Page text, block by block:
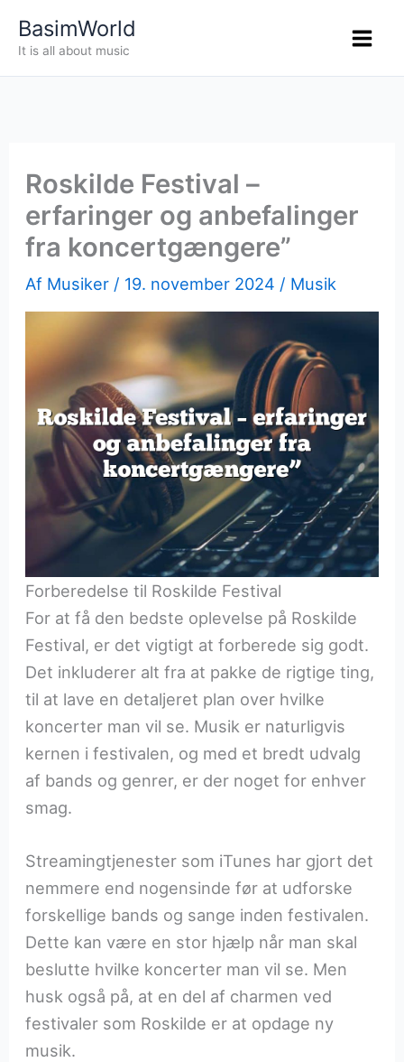
BasimWorld
It is all about music
Roskilde Festival –
erfaringer og anbefalinger
fra koncertgængere”
Af Musiker / 19. november 2024 / Musik
Forberedelse til Roskilde Festival
For at få den bedste oplevelse på Roskilde
Festival, er det vigtigt at forberede sig godt.
Det inkluderer alt fra at pakke de rigtige ting,
til at lave en detaljeret plan over hvilke
koncerter man vil se. Musik er naturligvis
kernen i festivalen, og med et bredt udvalg
af bands og genrer, er der noget for enhver
smag.
Streamingtjenester som iTunes har gjort det
nemmere end nogensinde før at udforske
forskellige bands og sange inden festivalen.
Dette kan være en stor hjælp når man skal
beslutte hvilke koncerter man vil se. Men
husk også på, at en del af charmen ved
festivaler som Roskilde er at opdage ny
musik.